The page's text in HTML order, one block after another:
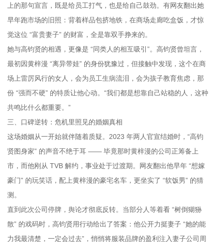
上的那句宣言，既是给员工打气，也是给自己鼓劲。有网友翻出她
早年跑市场的旧照：背着样品包挤地铁，在商场走廊吃盒饭，才惊
觉这位 “富贵妻子” 的财富，全是靠双手挣来的。
她与高钧贤的相遇，更像是 “同类人的相互吸引”。高钧贤曾坦言，
最初因黄梓漫 “离异带娃” 的身份犹豫过，但接触中发现，这个在商
场上雷厉风行的女人，会为员工生病流泪，会为孩子教育焦虑，那
份 “强而不硬” 的特质让他心动。“我们都是想靠自己站稳的人，这种
共鸣比什么都重要。”
三、口碑逆转：危机里照见的婚姻真相
这场婚姻从一开始就伴随着质疑。2023 年两人官宣结婚时，“高钧
贤图身家” 的声音不绝于耳 —— 毕竟那时黄梓漫的公司正筹备上
市，而他刚从 TVB 解约，事业处于过渡期。网友翻出他早年 “想嫁
豪门” 的玩笑话，配上黄梓漫的豪宅名车，更坐实了 “软饭男” 的猜
测。
直到此次公司停牌，舆论才彻底反转。当部分人等着看 “树倒猢狲
散” 的戏码时，高钧贤用行动给出了答案：他公开力挺妻子 “她的能
力我最清楚，一定会过去”，悄悄将服装品牌的盈利注入妻子公司周